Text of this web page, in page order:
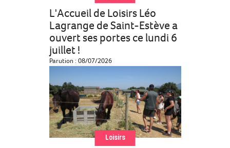
L'Accueil de Loisirs Léo
Lagrange de Saint-Estève a
ouvert ses portes ce lundi 6
juillet !
Parution : 08/07/2026
Loisirs